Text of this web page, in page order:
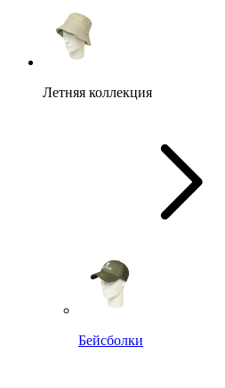
Летняя коллекция
Бейсболки